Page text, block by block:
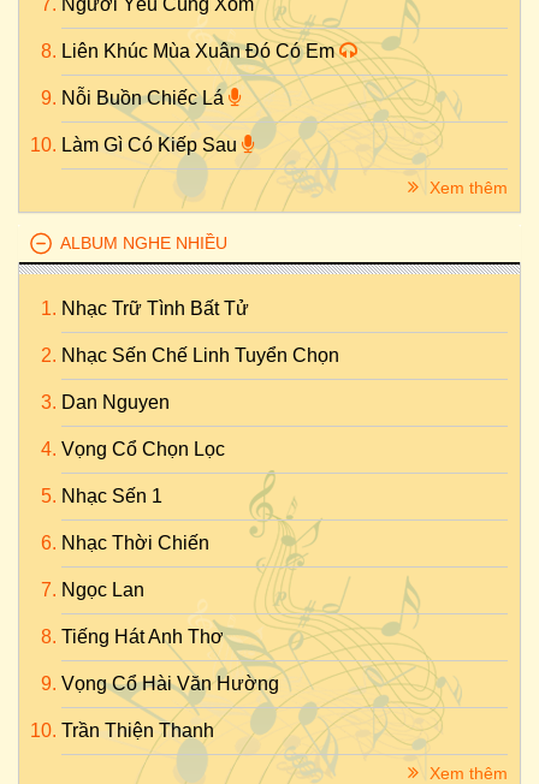
Người Yêu Cùng Xóm
Liên Khúc Mùa Xuân Đó Có Em
Nỗi Buồn Chiếc Lá
Làm Gì Có Kiếp Sau
Xem thêm
ALBUM NGHE NHIỀU
Nhạc Trữ Tình Bất Tử
Nhạc Sến Chế Linh Tuyển Chọn
Dan Nguyen
Vọng Cổ Chọn Lọc
Nhạc Sến 1
Nhạc Thời Chiến
Ngọc Lan
Tiếng Hát Anh Thơ
Vọng Cổ Hài Văn Hường
Trần Thiện Thanh
Xem thêm